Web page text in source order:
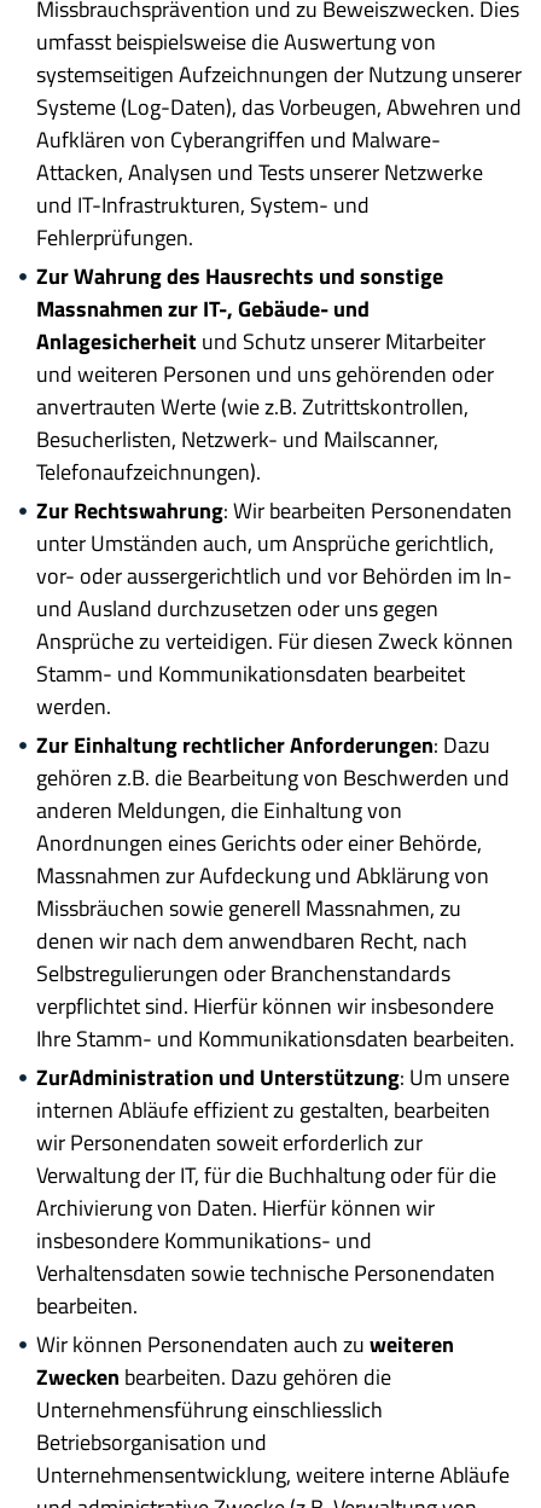
Missbrauchsprävention und zu Beweiszwecken. Dies
umfasst beispielsweise die Auswertung von
systemseitigen Aufzeichnungen der Nutzung unserer
Systeme (Log-Daten), das Vorbeugen, Abwehren und
Aufklären von Cyberangriffen und Malware-
Attacken, Analysen und Tests unserer Netzwerke
und IT-Infrastrukturen, System- und
Fehlerprüfungen.
Zur Wahrung des Hausrechts und sonstige
Massnahmen zur IT-, Gebäude- und
Anlagesicherheitund Schutz unserer Mitarbeiter
und weiteren Personen und uns gehörenden oder
anvertrauten Werte (wie z.B. Zutrittskontrollen,
Besucherlisten, Netzwerk- und Mailscanner,
Telefonaufzeichnungen).
Zur Rechtswahrung: Wir bearbeiten Personendaten
unter Umständen auch, um Ansprüche gerichtlich,
vor- oder aussergerichtlich und vor Behörden im In-
und Ausland durchzusetzen oder uns gegen
Ansprüche zu verteidigen. Für diesen Zweck können
Stamm- und Kommunikationsdaten bearbeitet
werden.
Zur Einhaltung rechtlicher Anforderungen: Dazu
gehören z.B. die Bearbeitung von Beschwerden und
anderen Meldungen, die Einhaltung von
Anordnungen eines Gerichts oder einer Behörde,
Massnahmen zur Aufdeckung und Abklärung von
Missbräuchen sowie generell Massnahmen, zu
denen wir nach dem anwendbaren Recht, nach
Selbstregulierungen oder Branchenstandards
verpflichtet sind. Hierfür können wir insbesondere
Ihre Stamm- und Kommunikationsdaten bearbeiten.
ZurAdministration und Unterstützung: Um unsere
internen Abläufe effizient zu gestalten, bearbeiten
wir Personendaten soweit erforderlich zur
Verwaltung der IT, für die Buchhaltung oder für die
Archivierung von Daten. Hierfür können wir
insbesondere Kommunikations- und
Verhaltensdaten sowie technische Personendaten
bearbeiten.
Wir können Personendaten auch zuweiteren
Zwecken bearbeiten. Dazu gehören die
Unternehmensführung einschliesslich
Betriebsorganisation und
Unternehmensentwicklung, weitere interne Abläufe